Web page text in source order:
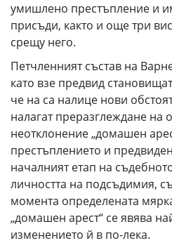
умишлено престъпление и
присъди, както и още три
срещу него.
Петчленният състав на
като взе предвид
че на са налице нови
налагат преразглеждане на
неотклонение „домашен
престъплението и
началният етап на
личността на подсъдимия,
момента определената
„домашен арест“ се явява
изменението й в по-лека.